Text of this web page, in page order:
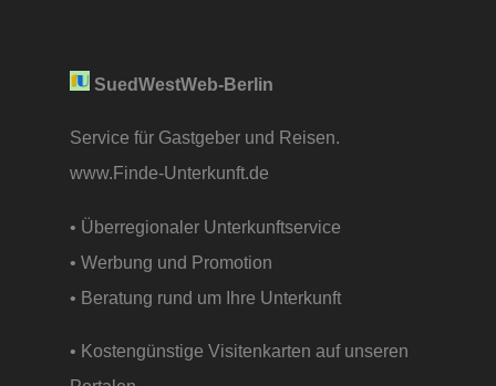
SuedWestWeb-Berlin
Service für Gastgeber und Reisen.
www.Finde-Unterkunft.de
• Überregionaler Unterkunftservice
• Werbung und Promotion
• Beratung rund um Ihre Unterkunft
• Kostengünstige Visitenkarten auf unseren